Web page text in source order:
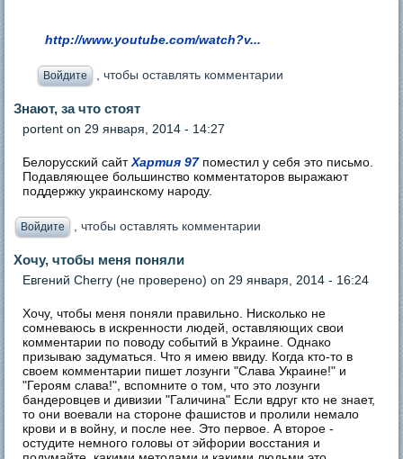
http://www.youtube.com/watch?v...
Войдите , чтобы оставлять комментарии
Знают, за что стоят
portent on 29 января, 2014 - 14:27
Белорусский сайтХартия 97поместил у себя это письмо.
Подавляющее большинство комментаторов выражают
поддержку украинскому народу.
Войдите , чтобы оставлять комментарии
Хочу, чтобы меня поняли
Евгений Cherry (не проверено) on 29 января, 2014 - 16:24
Хочу, чтобы меня поняли правильно. Нисколько не
сомневаюсь в искренности людей, оставляющих свои
комментарии по поводу событий в Украине. Однако
призываю задуматься. Что я имею ввиду. Когда кто-то в
своем комментарии пишет лозунги "Слава Украине!" и
"Героям слава!", вспомните о том, что это лозунги
бандеровцев и дивизии "Галичина" Если вдруг кто не знает,
то они воевали на стороне фашистов и пролили немало
крови и в войну, и после нее. Это первое. А второе -
остудите немного головы от эйфории восстания и